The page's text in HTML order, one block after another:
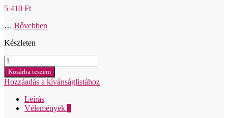
5 410 Ft
… Bővebben
Készleten
Bálint
cseppek
Bezalkoholové
kvapky
Kosárba teszem
Hozzáadás a kívánságlistához
Leírás
Vélemények